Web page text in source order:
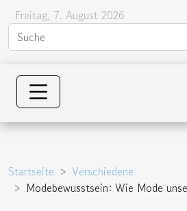
Freitag, 7. August 2026
Startseite
Verschiedene
Modebewusstsein: Wie Mode